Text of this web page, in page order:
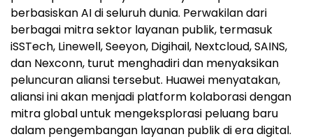
berbasiskan AI di seluruh dunia. Perwakilan dari
berbagai mitra sektor layanan publik, termasuk
iSSTech, Linewell, Seeyon, Digihail, Nextcloud, SAINS,
dan Nexconn, turut menghadiri dan menyaksikan
peluncuran aliansi tersebut. Huawei menyatakan,
aliansi ini akan menjadi platform kolaborasi dengan
mitra global untuk mengeksplorasi peluang baru
dalam pengembangan layanan publik di era digital.